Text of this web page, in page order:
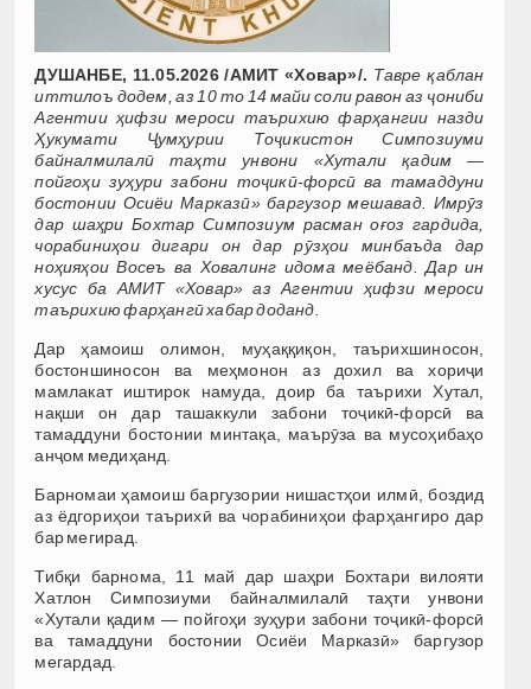
ДУШАНБЕ, 11.05.2026 /АМИТ «Ховар»/. Тавре қаблан
иттилоъ додем, аз 10 то 14 майи соли равон аз ҷониби
Агентии ҳифзи мероси таърихию фарҳангии назди
Ҳукумати Ҷумҳурии Тоҷикистон Симпозиуми
байналмилалӣ таҳти унвони «Хутали қадим —
пойгоҳи зуҳури забони тоҷикӣ-форсӣ ва тамаддуни
бостонии Осиёи Марказӣ» баргузор мешавад. Имрӯз
дар шаҳри Бохтар Симпозиум расман оғоз гардида,
чорабиниҳои дигари он дар рӯзҳои минбаъда дар
ноҳияҳои Восеъ ва Ховалинг идома меёбанд. Дар ин
хусус ба АМИТ «Ховар» аз Агентии ҳифзи мероси
таърихию фарҳангӣ хабар доданд.
Дар ҳамоиш олимон, муҳаққиқон, таърихшиносон,
бостоншиносон ва меҳмонон аз дохил ва хориҷи
мамлакат иштирок намуда, доир ба таърихи Хутал,
нақши он дар ташаккули забони тоҷикӣ-форсӣ ва
тамаддуни бостонии минтақа, маърӯза ва мусоҳибаҳо
анҷом медиҳанд.
Барномаи ҳамоиш баргузории нишастҳои илмӣ, боздид
аз ёдгориҳои таърихӣ ва чорабиниҳои фарҳангиро дар
бар мегирад.
Тибқи барнома, 11 май дар шаҳри Бохтари вилояти
Хатлон Симпозиуми байналмилалӣ таҳти унвони
«Хутали қадим — пойгоҳи зуҳури забони тоҷикӣ-форсӣ
ва тамаддуни бостонии Осиёи Марказӣ» баргузор
мегардад.